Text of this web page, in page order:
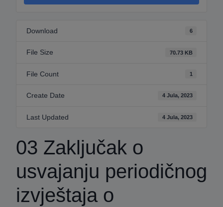
Download 6
File Size 70.73 KB
File Count 1
Create Date 4 Jula, 2023
Last Updated 4 Jula, 2023
03 Zaključak o
usvajanju periodičnog
izvještaja o